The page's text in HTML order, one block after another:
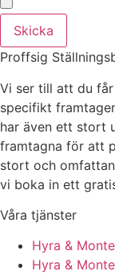
Skicka
Proffsig
Vi ser till att du
specifikt
har även ett stort
framtagna för att
stort och
vi boka in ett
Våra tjänster
Hyra &
Hyra &